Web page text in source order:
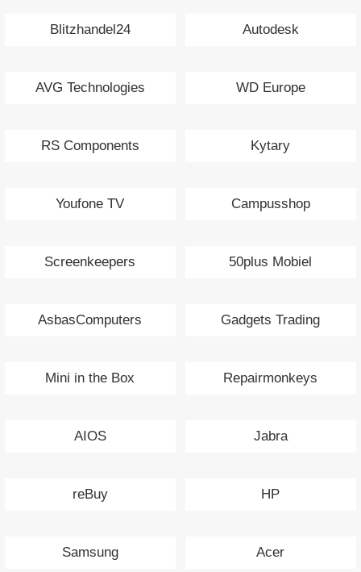
Blitzhandel24 Autodesk
AVG Technologies WD Europe
RS Components Kytary
Youfone TV Campusshop
Screenkeepers 50plus Mobiel
AsbasComputers Gadgets Trading
Mini in the Box Repairmonkeys
AIOS Jabra
reBuy HP
Samsung Acer